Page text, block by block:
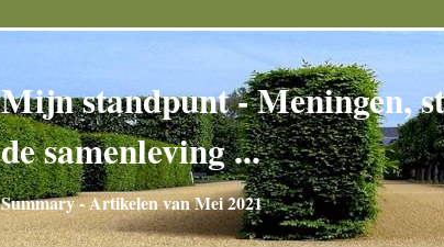
Mijn standpunt - Meningen,
de samenleving ...
Summary - Artikelen van Mei 2021